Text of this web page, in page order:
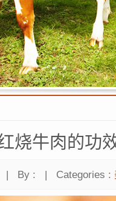
烧牛肉的功
| By : | Categories :